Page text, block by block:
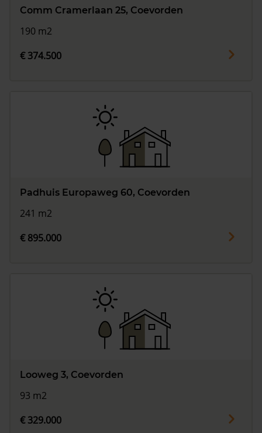
Comm Cramerlaan 25, Coevorden
190 m2
€ 374.500
Padhuis Europaweg 60, Coevorden
241 m2
€ 895.000
Looweg 3, Coevorden
93 m2
€ 329.000